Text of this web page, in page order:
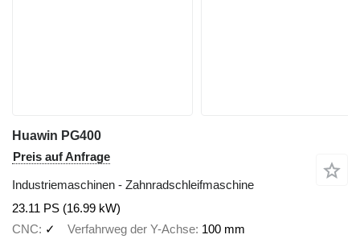
Huawin PG400
Preis auf Anfrage
Industriemaschinen - Zahnradschleifmaschine
23.11 PS (16.99 kW)
CNC
✓ Verfahrweg der Y-Achse 100 mm